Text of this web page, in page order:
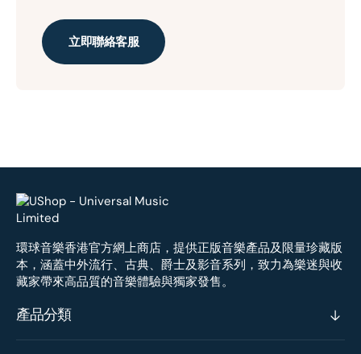
立即聯絡客服
環球音樂香港官方網上商店，提供正版音樂產品及限量珍藏版
本，涵蓋中外流行、古典、爵士及影音系列，致力為樂迷與收
藏家帶來高品質的音樂體驗與獨家發售。
產品分類